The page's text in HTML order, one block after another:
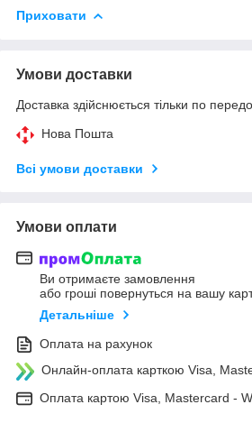
Приховати
Умови доставки
Доставка здійснюється тільки по
Нова Пошта
Всі умови доставки
Умови оплати
Ви отримаєте замовлення
або гроші повернуться на вашу
Детальніше
Оплата на рахунок
Онлайн-оплата карткою Visa,
Оплата картою Visa, Mastercard -